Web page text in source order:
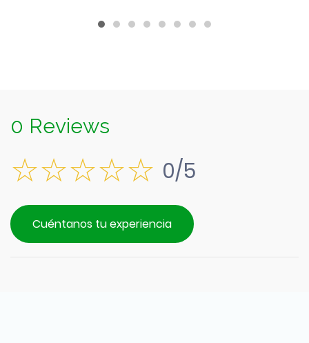
$1.790.
0 Reviews
0/5
Cuéntanos tu experiencia